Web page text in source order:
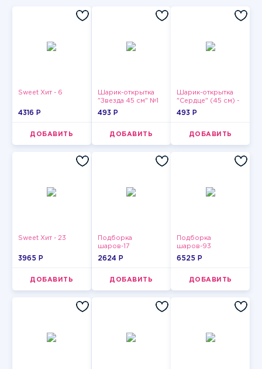
Sweet Хит - 6
4316 P
ДОБАВИТЬ
Шарик-открытка
"Звезда 45 см" №1
493 P
ДОБАВИТЬ
Шарик-открытка
"Сердце" (45 см) -
2
493 P
ДОБАВИТЬ
Sweet Хит - 23
3965 P
ДОБАВИТЬ
Подборка
шаров-17
2624 P
ДОБАВИТЬ
Подборка
шаров-93
6525 P
ДОБАВИТЬ